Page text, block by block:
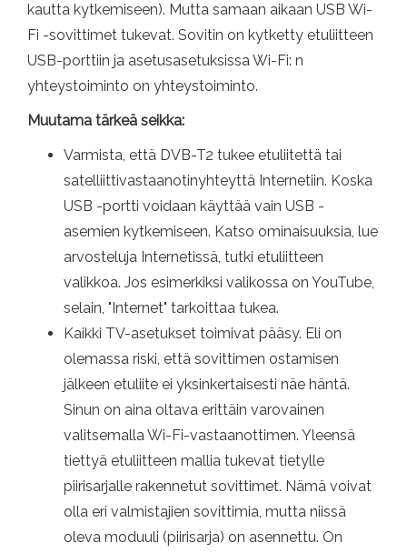
kautta kytkemiseen). Mutta samaan aikaan USB Wi-
Fi -sovittimet tukevat. Sovitin on kytketty etuliitteen
USB-porttiin ja asetusasetuksissa Wi-Fi: n
yhteystoiminto on yhteystoiminto.
Muutama tärkeä seikka:
Varmista, että DVB-T2 tukee etuliitettä tai
satelliittivastaanotinyhteyttä Internetiin. Koska
USB -portti voidaan käyttää vain USB -
asemien kytkemiseen. Katso ominaisuuksia, lue
arvosteluja Internetissä, tutki etuliitteen
valikkoa. Jos esimerkiksi valikossa on YouTube,
selain, "Internet" tarkoittaa tukea.
Kaikki TV-asetukset toimivat pääsy. Eli on
olemassa riski, että sovittimen ostamisen
jälkeen etuliite ei yksinkertaisesti näe häntä.
Sinun on aina oltava erittäin varovainen
valitsemalla Wi-Fi-vastaanottimen. Yleensä
tiettyä etuliitteen mallia tukevat tietylle
piirisarjalle rakennetut sovittimet. Nämä voivat
olla eri valmistajien sovittimia, mutta niissä
oleva moduuli (piirisarja) on asennettu. On